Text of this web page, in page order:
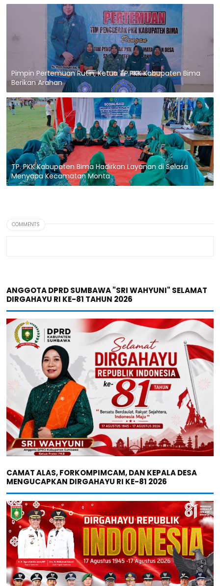
Pimpin Pertemuan Rutin, Ketua TP.PKK Kabupaten Bima
Berikan Arahan
TP. PKK Kabupaten Bima Hadirkan Layanan di Selasa
Menyapa Kecamatan Monta
COMMENTS
ANGGOTA DPRD SUMBAWA "SRI WAHYUNI" SELAMAT
DIRGAHAYU RI KE-81 TAHUN 2026
CAMAT ALAS, FORKOMPIMCAM, DAN KEPALA DESA
MENGUCAPKAN DIRGAHAYU RI KE-81 2026